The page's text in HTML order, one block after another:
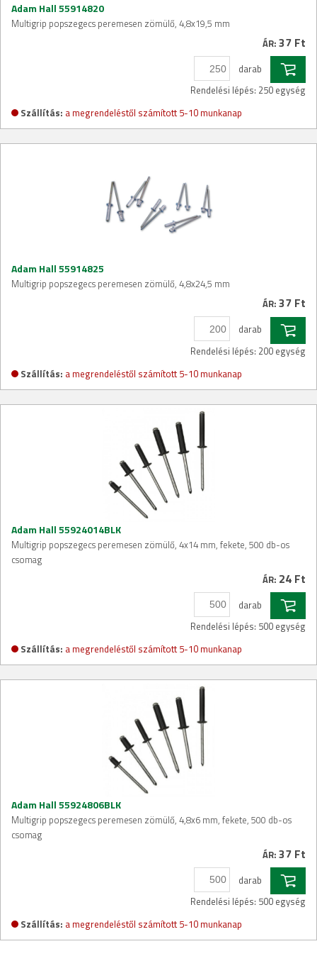
Adam Hall 55914820
Multigrip popszegecs peremesen zömülő, 4,8x19,5 mm
ÁR: 37 Ft
darab
Rendelési lépés: 250 egység
Szállítás: a megrendeléstől számított 5-10 munkanap
Adam Hall 55914825
Multigrip popszegecs peremesen zömülő, 4,8x24,5 mm
ÁR: 37 Ft
darab
Rendelési lépés: 200 egység
Szállítás: a megrendeléstől számított 5-10 munkanap
Adam Hall 55924014BLK
Multigrip popszegecs peremesen zömülő, 4x14 mm, fekete, 500 db-os
csomag
ÁR: 24 Ft
darab
Rendelési lépés: 500 egység
Szállítás: a megrendeléstől számított 5-10 munkanap
Adam Hall 55924806BLK
Multigrip popszegecs peremesen zömülő, 4,8x6 mm, fekete, 500 db-os
csomag
ÁR: 37 Ft
darab
Rendelési lépés: 500 egység
Szállítás: a megrendeléstől számított 5-10 munkanap